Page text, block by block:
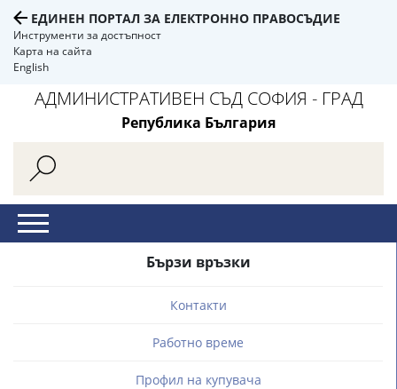
ЕДИНЕН ПОРТАЛ ЗА ЕЛЕКТРОННО ПРАВОСЪДИЕ
Инструменти за достъпност
Карта на сайта
English
АДМИНИСТРАТИВЕН СЪД СОФИЯ - ГРАД
Република България
Бързи връзки
Контакти
Работно време
Профил на купувача